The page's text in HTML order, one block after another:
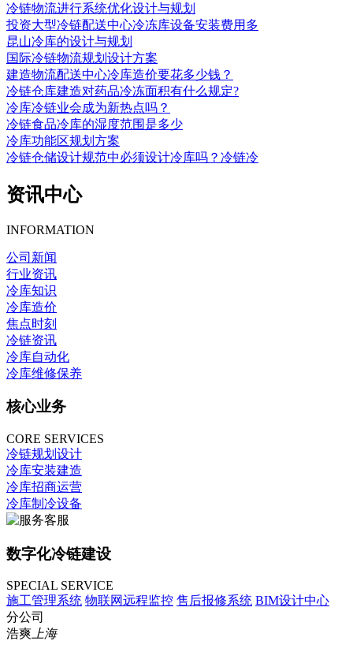
冷链物流进行系统优化设计与规划
投资大型冷链配送中心冷冻库设备安装费用多
昆山冷库的设计与规划
国际冷链物流规划设计方案
建造物流配送中心冷库造价要花多少钱？
冷链仓库建造对药品冷冻面积有什么规定?
冷库冷链业会成为新热点吗？
冷链食品冷库的湿度范围是多少
冷库功能区规划方案
冷链仓储设计规范中必须设计冷库吗？冷链冷
资讯中心
INFORMATION
公司新闻
行业资讯
冷库知识
冷库造价
焦点时刻
冷链资讯
冷库自动化
冷库维修保养
核心业务
CORE SERVICES
冷链规划设计
冷库安装建造
冷库招商运营
冷库制冷设备
数字化冷链建设
SPECIAL SERVICE
施工管理系统 物联网远程监控 售后报修系统 BIM设计中心
分公司
浩爽上海